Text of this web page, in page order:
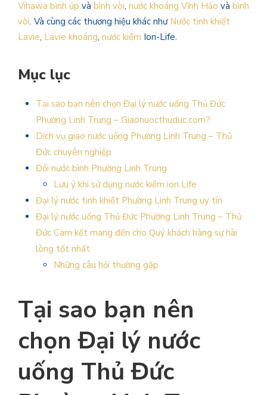
Vihawa bình úp và bình vòi, nước khoáng Vĩnh Hảo và bình
vòi. Và cùng các thương hiệu khác như Nước tinh khiết
Lavie, Lavie khoáng, nước kiềm Ion-Life.
Mục lục
Tại sao bạn nên chọn Đại lý nước uống Thủ Đức
Phường Linh Trung – Giaonuocthuduc.com?
Dịch vụ giao nước uống Phường Linh Trung – Thủ
Đức chuyên nghiệp
Đổi nước bình Phường Linh Trung
Lưu ý khi sử dụng nước kiềm ion Life
Đại lý nước tinh khiết Phường Linh Trung uy tín
Đại lý nước uống Thủ Đức Phường Linh Trung – Thủ
Đức Cam kết mang đến cho Quý khách hàng sự hài
lòng tốt nhất
Những câu hỏi thường gặp
Tại sao bạn nên
chọnĐại lý nước
uống Thủ Đức